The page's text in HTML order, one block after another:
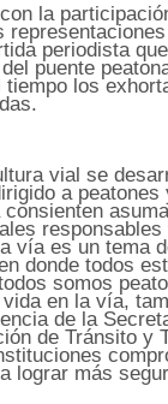
la
periodista
puente
los
vial se
a peatones
responsables
vía es un tema
donde todos
somos
en la vía,
de la
de Tránsito y
lograr más